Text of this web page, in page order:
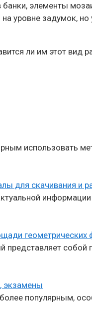
элементы
уровне задумок,
ли им этот вид
использовать
для скачивания и
информации
собой
экзамены
популярным,